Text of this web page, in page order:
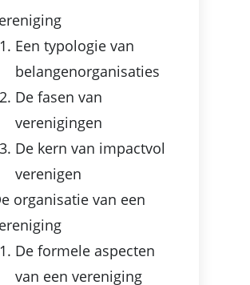
Een typologie van
belangenorganisaties
De fasen van
verenigingen
De kern van impactvol
verenigen
organisatie van een
De formele aspecten
van een vereniging